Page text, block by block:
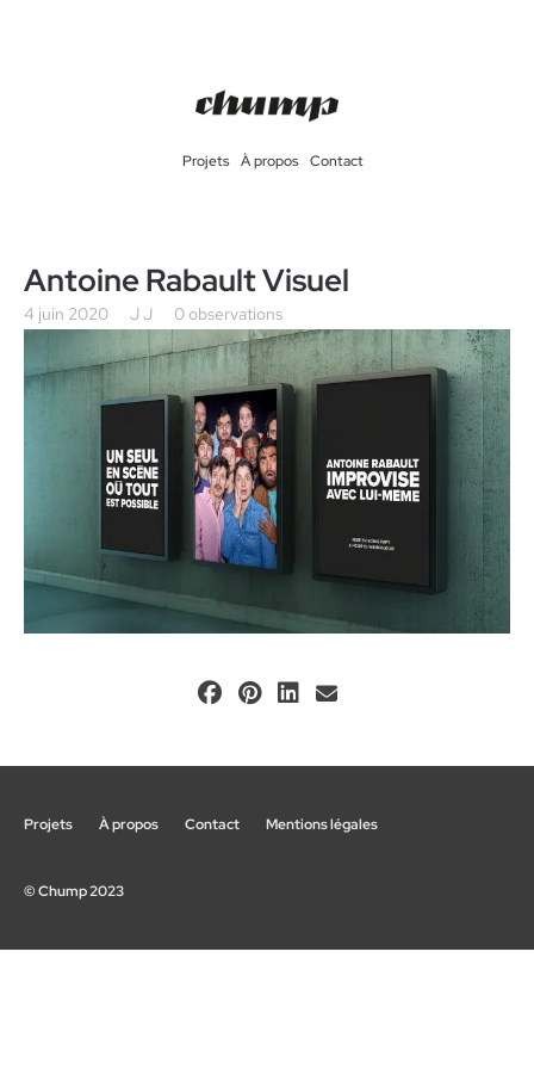
Projets À propos Contact
Antoine Rabault Visuel
4 juin 2020 J J 0 observations
Projets À propos Contact Mentions légales
© Chump 2023